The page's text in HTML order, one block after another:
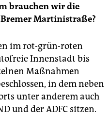
brauchen wir die
Martinistraße?
im rot-grün-roten
Innenstadt bis
Maßnahmen
in dem neben
unter anderem auch
und der ADFC sitzen.